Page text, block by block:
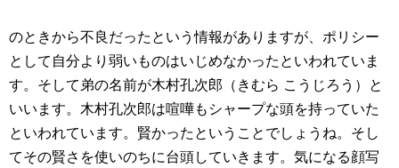
のときから不良だったという情報がありますが、ポリシー
として自分より弱いものはいじめなかったといわれていま
す。そして弟の名前が木村孔次郎（きむら こうじろう）と
いいます。木村孔次郎は喧嘩もシャープな頭を持っていた
といわれています。賢かったということでしょうね。そし
てその賢さを使いのちに台頭していきます。気になる顔写